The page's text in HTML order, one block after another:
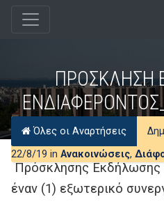
ΠΡΟΣΚΛΗΣΗ
Όλες οι Αναρτήσεις
22/8/19 in Ανακοινώσεις,
Πρόσκλησης Εκδήλωσης
έναν (1) εξωτερικό